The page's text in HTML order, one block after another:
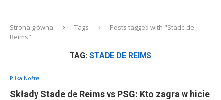
Strona główna Tags
Posts tagged with "Stade de
Reims"
TAG: STADE DE REIMS
Piłka Nożna
Składy Stade de Reims vs PSG: Kto zagra w hicie